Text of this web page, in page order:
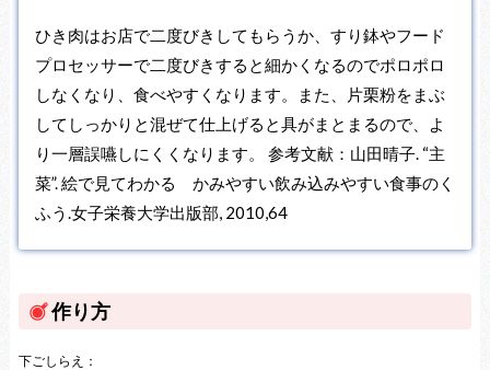
ひき肉はお店で二度びきしてもらうか、すり鉢やフード
プロセッサーで二度びきすると細かくなるのでポロポロ
しなくなり、食べやすくなります。また、片栗粉をまぶ
してしっかりと混ぜて仕上げると具がまとまるので、よ
り一層誤嚥しにくくなります。 参考文献：山田晴子. “主
菜”. 絵で見てわかる かみやすい飲み込みやすい食事のく
ふう.女子栄養大学出版部, 2010,64
作り方
下ごしらえ：